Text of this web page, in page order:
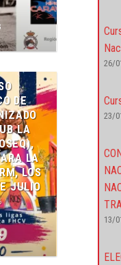
DE
LA
LA
LOS
JULIO
26/
23/
13/